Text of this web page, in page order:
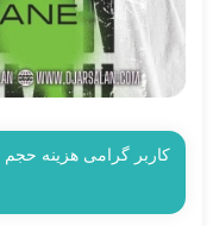
کاربر گرامی هزینه